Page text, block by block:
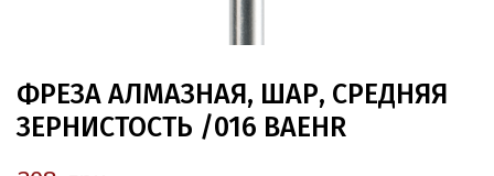
ФРЕЗА АЛМАЗНАЯ, ШАР, СРЕДНЯЯ
ЗЕРНИСТОСТЬ /016 BAEHR